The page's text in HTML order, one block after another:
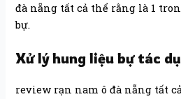
đà nẵng tất cả thể rằng là 1
bự.
Xử lý hung liệu bự tác
review rạn nam ô đà nẵng tất